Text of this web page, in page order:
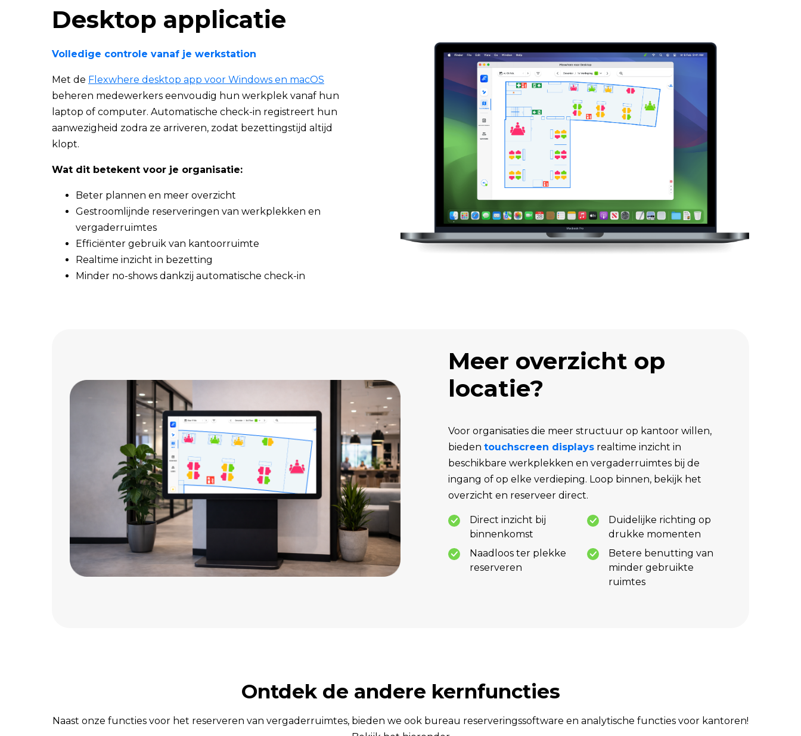
Desktop applicatie
Volledige controle vanaf je werkstation
Met de Flexwhere desktop app voor Windows en macOS
beheren medewerkers eenvoudig hun werkplek vanaf hun
laptop of computer. Automatische check-in registreert hun
aanwezigheid zodra ze arriveren, zodat bezettingstijd altijd
klopt.
Wat dit betekent voor je organisatie:
Beter plannen en meer overzicht
Gestroomlijnde reserveringen van werkplekken en
vergaderruimtes
Efficiënter gebruik van kantoorruimte
Realtime inzicht in bezetting
Minder no-shows dankzij automatische check-in
Meer overzicht op
locatie?
Voor organisaties die meer structuur op kantoor willen,
bieden touchscreen displays realtime inzicht in
beschikbare werkplekken en vergaderruimtes bij de
ingang of op elke verdieping. Loop binnen, bekijk het
overzicht en reserveer direct.
Direct inzicht bij
binnenkomst
Duidelijke richting op
drukke momenten
Naadloos ter plekke
reserveren
Betere benutting van
minder gebruikte
ruimtes
Ontdek de andere kernfuncties
Naast onze functies voor het reserveren van vergaderruimtes, bieden we ook bureau reserveringssoftware en analytische functies voor kantoren!